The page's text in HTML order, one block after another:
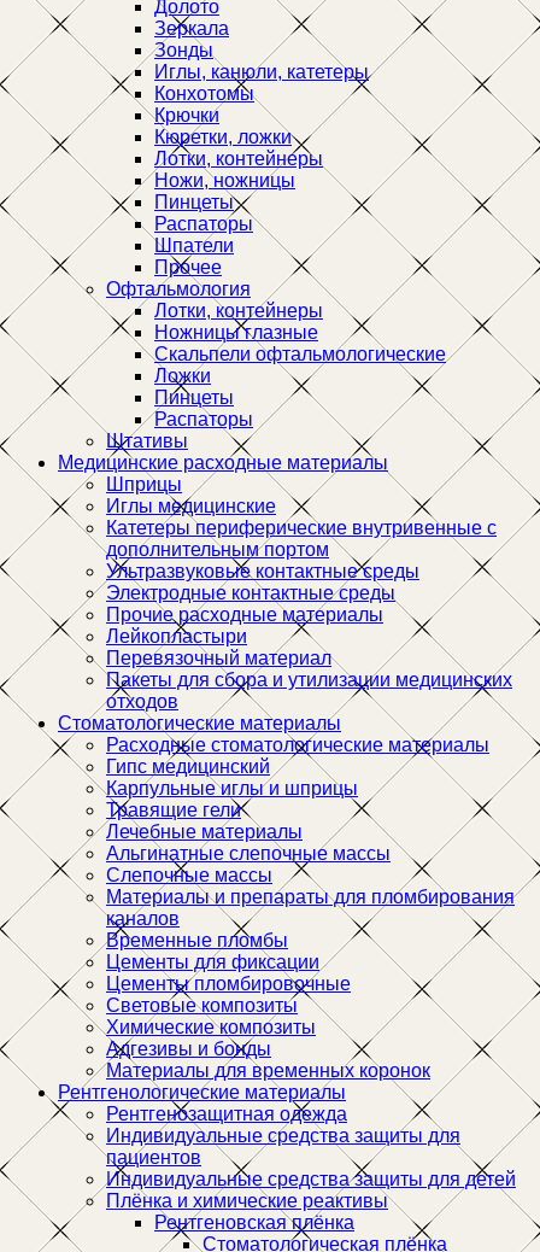
Долото
Зеркала
Зонды
Иглы, канюли, катетеры
Конхотомы
Крючки
Кюретки, ложки
Лотки, контейнеры
Ножи, ножницы
Пинцеты
Распаторы
Шпатели
Прочее
Офтальмология
Лотки, контейнеры
Ножницы глазные
Скальпели офтальмологические
Ложки
Пинцеты
Распаторы
Штативы
Медицинские расходные материалы
Шприцы
Иглы медицинские
Катетеры периферические внутривенные с
дополнительным портом
Ультразвуковые контактные среды
Электродные контактные среды
Прочие расходные материалы
Лейкопластыри
Перевязочный материал
Пакеты для сбора и утилизации медицинских
отходов
Стоматологические материалы
Расходные стоматологические материалы
Гипс медицинский
Карпульные иглы и шприцы
Травящие гели
Лечебные материалы
Альгинатные слепочные массы
Слепочные массы
Материалы и препараты для пломбирования
каналов
Временные пломбы
Цементы для фиксации
Цементы пломбировочные
Световые композиты
Химические композиты
Адгезивы и бонды
Материалы для временных коронок
Рентгенологические материалы
Рентгенозащитная одежда
Индивидуальные средства защиты для
пациентов
Индивидуальные средства защиты для детей
Плёнка и химические реактивы
Рентгеновская плёнка
Стоматологическая плёнка